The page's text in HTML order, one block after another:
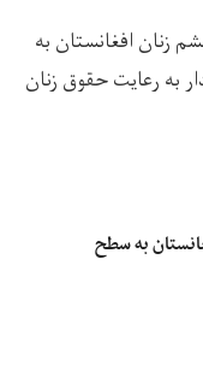
زنان افغانستان به
به رعایت حقوق زنان
در ۱۲ ولایت‌ افغانستان به سطح